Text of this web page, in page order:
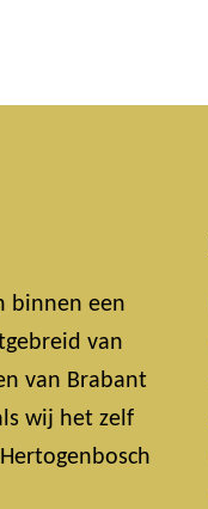
binnen een
van
van Brabant
wij het zelf